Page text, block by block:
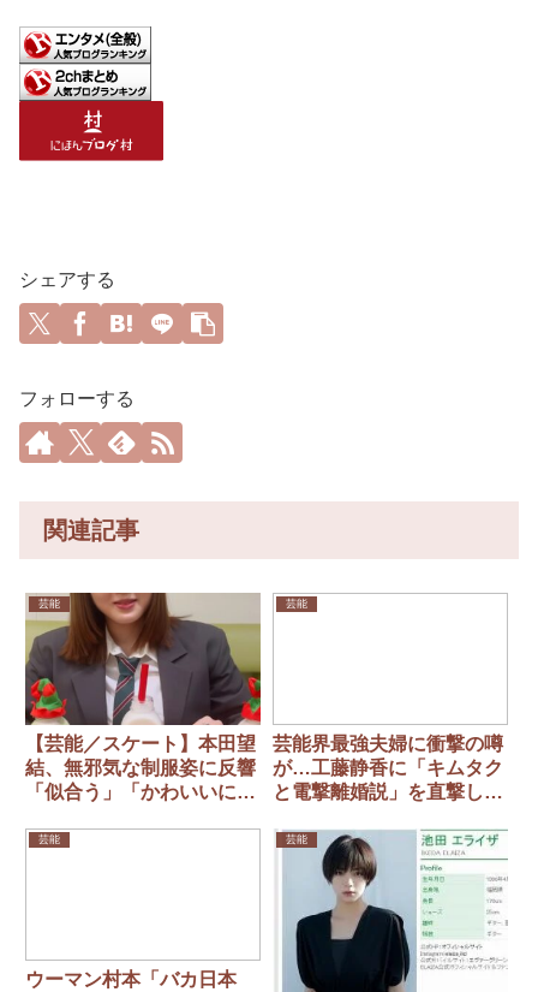
シェアする
フォローする
関連記事
芸能
【芸能／スケート】本田望
結、無邪気な制服姿に反響
「似合う」「かわいいにも
も
芸能
芸能界最強夫婦に衝撃の噂
が…工藤静香に「キムタク
と電撃離婚説」を直撃して
芸能
ウーマン村本「バカ日本
芸能